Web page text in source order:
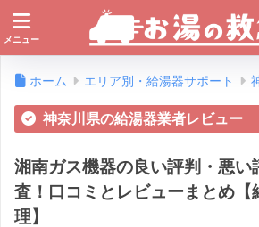
ホーム エリア別・給湯器サポート
神奈川県の給湯器業者レビュー
湘南ガス機器の良い評判・悪い
査！口コミとレビューまとめ【
理】